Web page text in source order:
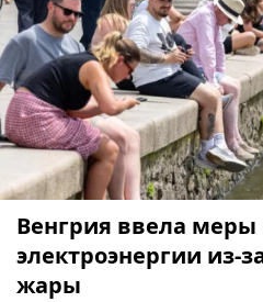
Венгрия ввела
электроэнергии из-
жары